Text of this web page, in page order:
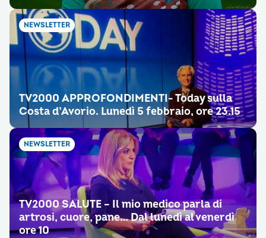
NEWSLETTER
TV2000 APPROFONDIMENTI- Today sulla
Costa d’Avorio. Lunedì 5 febbraio, ore 23.15
NEWSLETTER
TV2000 SALUTE – Il mio medico parla di
artrosi, cuore, pane… Dal lunedì al venerdì
ore 10